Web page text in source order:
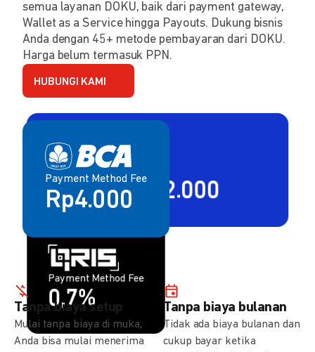
semua layanan DOKU, baik dari payment gateway,
Wallet as a Service hingga Payouts. Dukung bisnis
Anda dengan 45+ metode pembayaran dari DOKU.
Harga belum termasuk PPN.
HUBUNGI KAMI
Payment Method Fee
Rp4.000
Payment Method Fee
2,80% + Rp2.000
Payment Method Fee
0,7%
Payment Method Fee
1,5%
Tanpa biaya setup
Mulai tanpa biaya di muka,
Anda bisa mulai menerima
Tanpa biaya bulanan
Tidak ada biaya bulanan dan
cukup bayar ketika